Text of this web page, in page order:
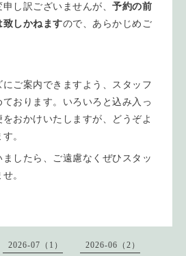
し訳ございませんが、 予約の前
致しかねますので、あらかじめご
ご案内できますよう、スタッフ
おります。いろいろと込み入っ
おかけいたしますが、どうぞよ
。
したら、ご遠慮なくぜひスタッ
。
2026-07（1） 2026-06（2）